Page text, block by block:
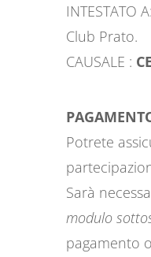
INTESTATO
Club Prato.
CAUSALE :
Potrete
Sarà
modulo
pagamento